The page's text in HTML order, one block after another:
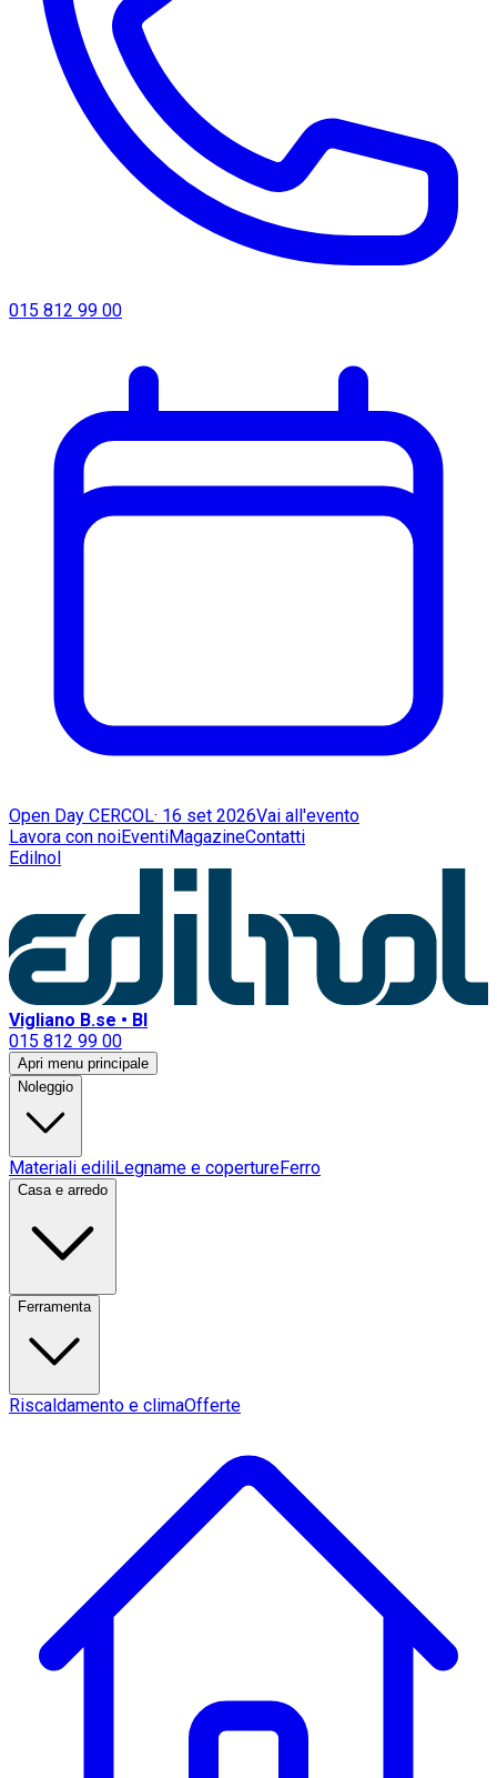
015 812 99 00
Open Day CERCOL· 16 set 2026Vai all'evento
Lavora con noiEventiMagazineContatti
Edilnol
Vigliano B.se • BI
015 812 99 00
Apri menu principale
Noleggio
Materiali ediliLegname e copertureFerro
Casa e arredo
Ferramenta
Riscaldamento e climaOfferte